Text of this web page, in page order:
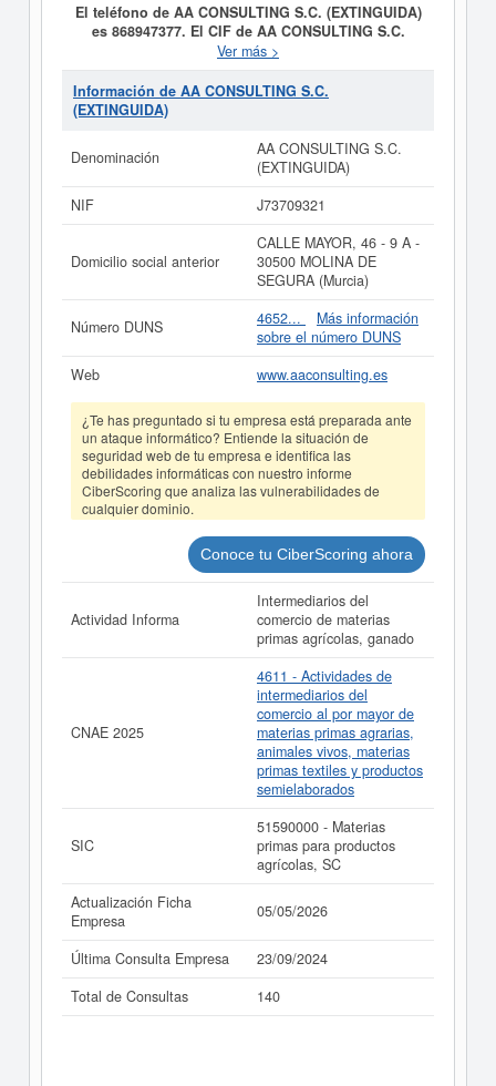
El teléfono de AA CONSULTING S.C. (EXTINGUIDA)
es 868947377. El CIF de AA CONSULTING S.C.
(EXTINGUIDA) es J73709321.
Actividades de intermediarios del comercio al por mayor
de materias primas agrarias, animales vivos, materias
primas textiles y productos semielaborados. Esta
empresa está incluida dentro de la categoría SIC
AA CONSULTING S.C. (EXTINGUIDA)
cuenta con un equipo formado por 10 empleados. La
última consulta de esta empresa ha sido el 23/09/2024,
acumulando un total de 140 consultas. Si desea saber
en esta web puede consultarlo.
Si está interesado en conocer más datos de la empresa
AA CONSULTING S.C. (EXTINGUIDA) puede
inmediatamente a este Informe ampliado
de AA
CONSULTING S.C. (EXTINGUIDA) y consultar los
resultados de sus años de actividad, así como los
balances y cuentas de resultados disponibles.
La última actualización del informe de empresa se ha
realizado el 05/05/2026.
Ver más >
Información de AA CONSULTING S.C.
(EXTINGUIDA)
Denominación
AA CONSULTING S.C.
(EXTINGUIDA)
NIF
J73709321
Domicilio social anterior
CALLE MAYOR, 46 - 9 A -
30500 MOLINA DE
SEGURA (Murcia)
Número DUNS 4652...
Más información
sobre el número DUNS
Web
www.aaconsulting.es
¿Te has preguntado si tu empresa está preparada ante
un ataque informático? Entiende la situación de
seguridad web de tu empresa e identifica las
debilidades informáticas con nuestro informe
CiberScoring que analiza las vulnerabilidades de
cualquier dominio.
Conoce tu CiberScoring ahora
Actividad Informa
Intermediarios del
comercio de materias
primas agrícolas, ganado
CNAE 2025
4611 - Actividades de
intermediarios del
comercio al por mayor de
materias primas agrarias,
animales vivos, materias
primas textiles y productos
semielaborados
SIC
51590000 - Materias
primas para productos
agrícolas, SC
Actualización Ficha
Empresa
05/05/2026
Última Consulta Empresa
23/09/2024
Total de Consultas
140